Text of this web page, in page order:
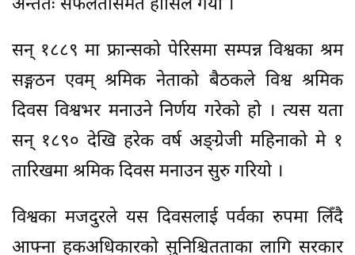
अन्ततः सफलतासमेत हासिल गर्यो ।
सन् १८८९ मा फ्रान्सको पेरिसमा सम्पन्न विश्वका श्रम
सङ्गठन एवम् श्रमिक नेताको बैठकले विश्व श्रमिक
दिवस विश्वभर मनाउने निर्णय गरेको हो । त्यस यता
सन् १८९० देखि हरेक वर्ष अङ्ग्रेजी महिनाको मे १
तारिखमा श्रमिक दिवस मनाउन सुरु गरियो ।
विश्वका मजदुरले यस दिवसलाई पर्वका रुपमा लिँदै
आफ्ना हकअधिकारको सुनिश्चितताका लागि सरकार